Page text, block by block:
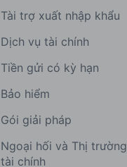
Tài trợ xuất nhập khẩu
Dịch vụ tài chính
Tiền gửi có kỳ hạn
Bảo hiểm
Gói giải pháp
Ngoại hối và Thị trường
tài chính